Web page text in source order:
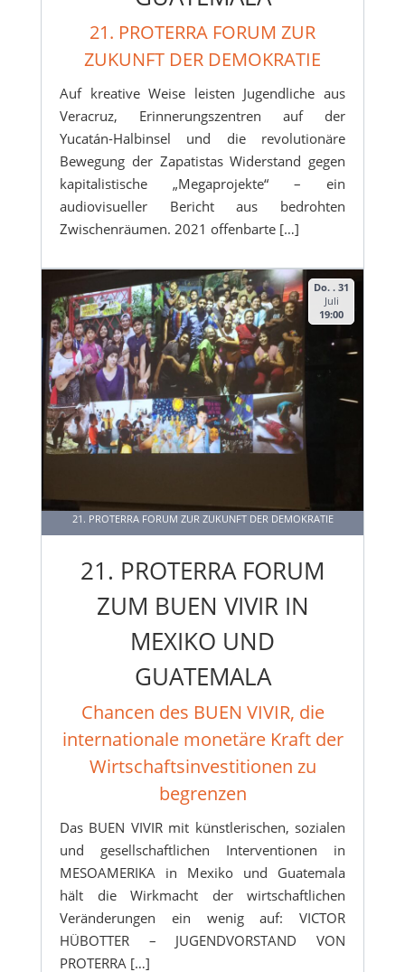
21. PROTERRA FORUM ZUR
ZUKUNFT DER DEMOKRATIE
Auf kreative Weise leisten Jugendliche aus
Veracruz, Erinnerungszentren auf der
Yucatán-Halbinsel und die revolutionäre
Bewegung der Zapatistas Widerstand gegen
kapitalistische „Megaprojekte“ – ein
audiovisueller Bericht aus bedrohten
Zwischenräumen. 2021 offenbarte […]
Do. . 31
Juli
19:00
21. PROTERRA FORUM ZUR ZUKUNFT DER DEMOKRATIE
21. PROTERRA FORUM
ZUM BUEN VIVIR IN
MEXIKO UND
GUATEMALA
Chancen des BUEN VIVIR, die
internationale monetäre Kraft der
Wirtschaftsinvestitionen zu
begrenzen
Das BUEN VIVIR mit künstlerischen, sozialen
und gesellschaftlichen Interventionen in
MESOAMERIKA in Mexiko und Guatemala
hält die Wirkmacht der wirtschaftlichen
Veränderungen ein wenig auf: VICTOR
HÜBOTTER – JUGENDVORSTAND VON
PROTERRA […]